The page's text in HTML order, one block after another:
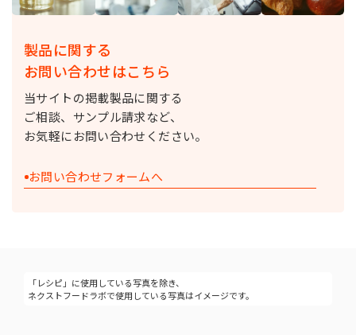
製品に関する
お問い合わせはこちら
当サイトの掲載製品に関する
ご相談、サンプル請求など、
お気軽にお問い合わせください。
お問い合わせフォームへ
「レシピ」に使用している写真を除き、
ネクストフードラボで使用している写真はイメージです。